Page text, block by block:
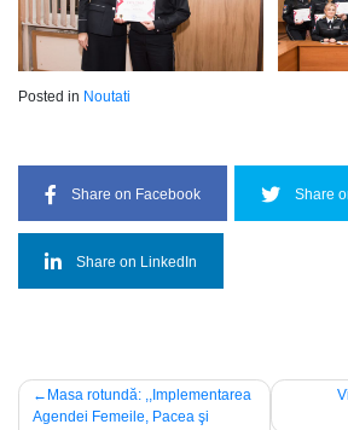
Posted in Noutati
Share on Facebook Share
Share on LinkedIn
Navigare
Masa rotundă: ,,Implementarea
Agendei Femeile, Pacea şi